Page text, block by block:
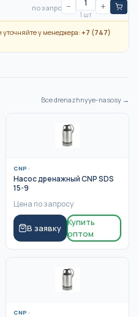
по запросу−
1 шт
+
уточняйте у менеджера:+7 (747)
Всеdrenazhnyye-nasosy →
CNP ·
Насос дренажный CNP SDS
15-9
Цена по запросу
В заявку
Купить
оптом
CNP ·